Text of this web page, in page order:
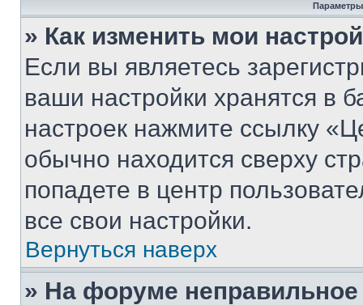
Параметры
» Как изменить мои
Если вы являетесь
ваши настройки хранятся в
настроек нажмите ссылку
обычно находится сверху
попадете в центр
все свои настройки.
Вернуться наверх
» На форуме